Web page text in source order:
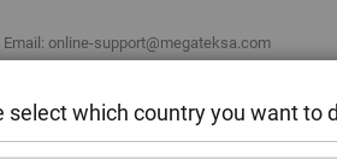
online-support@megateksa.com
select which country you want to